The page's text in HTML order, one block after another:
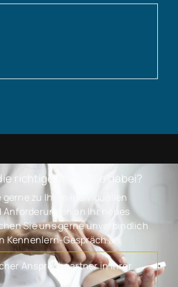
richtige Immobilie dabei?
gerne zu Ihren individuellen
an Ihr neues
Sie uns gerne unverbindlich
Kennenlern-Gespräch an.
Ansprechpartner in Ihrer